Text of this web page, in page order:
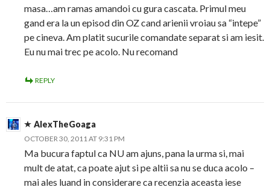
masa…am ramas amandoi cu gura cascata. Primul meu
gand era la un episod din OZ cand arienii vroiau sa “intepe”
pe cineva. Am platit sucurile comandate separat si am iesit.
Eu nu mai trec pe acolo. Nu recomand
REPLY
AlexTheGoaga
OCTOBER 30, 2011 AT 9:31 PM
Ma bucura faptul ca NU am ajuns, pana la urma si, mai
mult de atat, ca poate ajut si pe altii sa nu se duca acolo –
mai ales luand in considerare ca recenzia aceasta iese